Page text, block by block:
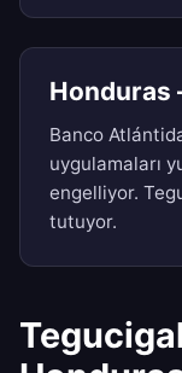
Honduras
Banco
uygulamaları
engelliyor.
tutuyor.